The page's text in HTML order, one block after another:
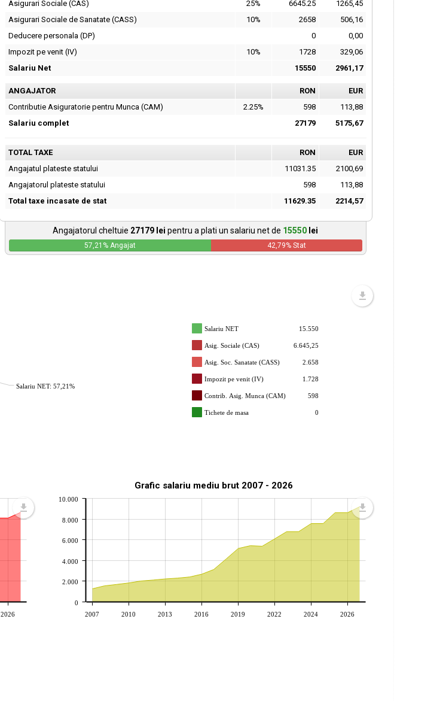
Asigurari Sociale (CAS)
25% 6645.25
1265,45
Asigurari Sociale de Sanatate (CASS)
10% 2658
506,16
Deducere personala (DP)
0
0,00
Impozit pe venit (IV)
10% 1728
329,06
Salariu Net
15550 2961,17
ANGAJATOR RON
EUR
Contributie Asiguratorie pentru Munca (CAM)
2.25% 598
113,88
Salariu complet
27179 5175,67
TOTAL TAXE RON
EUR
Angajatul plateste statului
11031.35
2100,69
Angajatorul plateste statului
598
113,88
Total taxe incasate de stat
11629.35 2214,57
Angajatorul cheltuie 27179 lei pentru a plati un salariu net de 15550 lei
57,21 % Angajat 42,79% Stat
Salariu NET: 57,21%
Salariu NET 15.550
Asig. Sociale (CAS) 6.645,25
Asig. Soc. Sanatate (CASS) 2.658
Impozit pe venit (IV) 1.728
Contrib. Asig. Munca (CAM) 598
Tichete de masa 0
2026
Grafic salariu mediu brut 2007 - 2026
2007 2010 2013 2016 2019 2022 2024 2026
0
2.000
4.000
6.000
8.000
10.000